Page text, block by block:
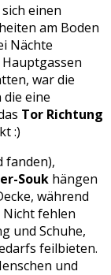
einen
am Boden
Nächte
war die
eine
Tor Richtung
:)
fanden),
Souk hängen
während
fehlen
und Schuhe,
feilbieten.
und